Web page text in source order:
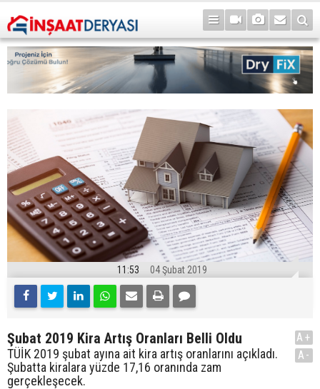
11:53 04 Şubat 2019
Şubat 2019 Kira Artış Oranları Belli Oldu
TÜİK 2019 şubat ayına ait kira artış oranlarını açıkladı.
Şubatta kiralara yüzde 17,16 oranında zam
gerçekleşecek.
A+
A-